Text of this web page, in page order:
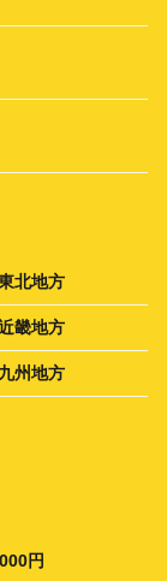
北地方
畿地方
九州地方
円